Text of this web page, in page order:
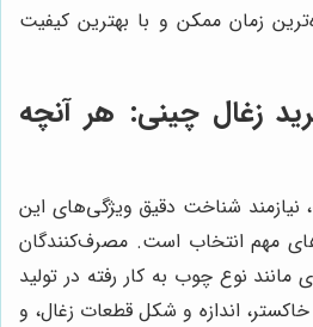
زمان ممکن و با بهترین کیفیت
زغال چینی: هر آنچه
نیازمند شناخت دقیق ویژگی‌های این
مهم انتخاب است. مصرف‌کنندگان
مانند نوع چوب به کار رفته در تولید
اندازه و شکل قطعات زغال، و